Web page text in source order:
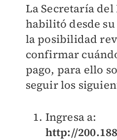
La Secretaría
habilitó desde
la posibilidad
confirmar
pago, para ello
seguir los
Ingresa a:
http://